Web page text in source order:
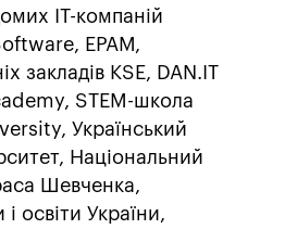
ІТ-компаній
ЕРАМ,
закладів KSE, DAN.IT
STEM-школа
Український
Національний
Шевченка,
освіти України,